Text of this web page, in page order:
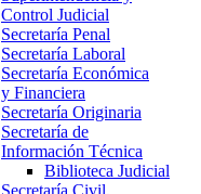
Control Judicial
Secretaría Penal
Secretaría Laboral
Secretaría Económica
y Financiera
Secretaría Originaria
Secretaría de
Información Técnica
Biblioteca Judicial
Secretaría Civil,